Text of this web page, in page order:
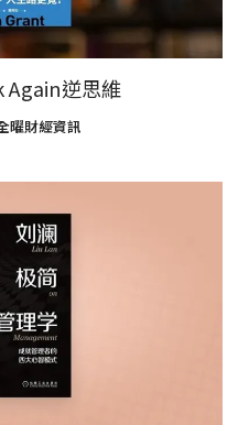
逆思維
曜財經資訊